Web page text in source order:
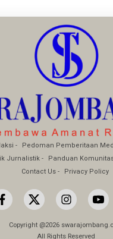
Pedoman Pemberitaan
Jurnalistik
Panduan
Contact Us
Privacy Policy
Copyright @2026
All Rights Reserved